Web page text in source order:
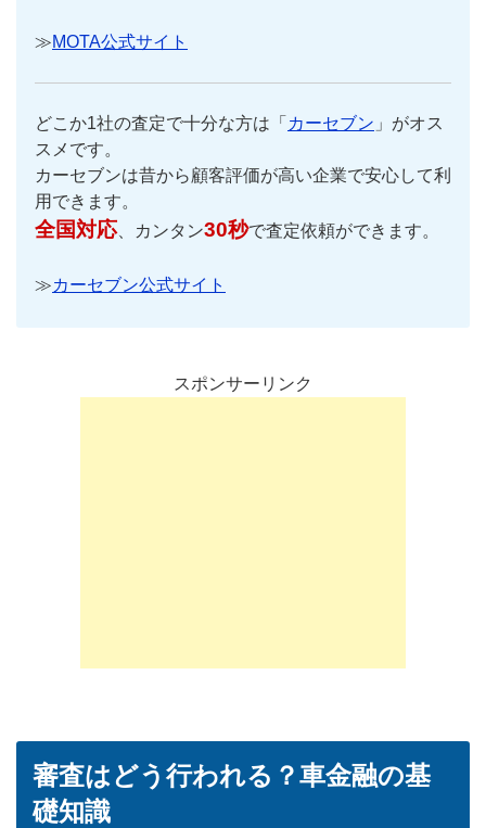
≫MOTA公式サイト
どこか1社の査定で十分な方は「 カーセブン 」がオス
スメです。
カーセブンは昔から顧客評価が高い企業で安心して利
用できます。
全国対応、カンタン30秒で査定依頼ができます。
≫カーセブン公式サイト
スポンサーリンク
審査はどう行われる？車金融の基
礎知識